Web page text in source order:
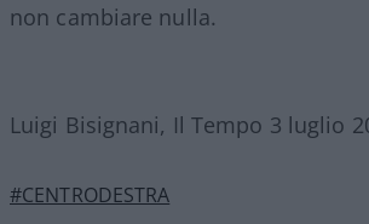
non cambiare nulla.
Luigi Bisignani, Il Tempo 3 luglio
#CENTRODESTRA